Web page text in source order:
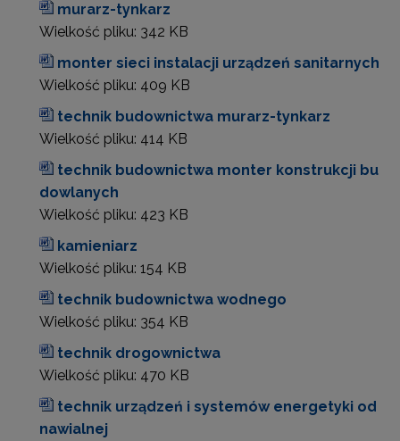
murarz-tynkarz
Wielkość pliku: 342 KB
monter sieci instalacji urządzeń sanitarnych
Wielkość pliku: 409 KB
technik budownictwa murarz-tynkarz
Wielkość pliku: 414 KB
technik budownictwa monter konstrukcji bu
dowlanych
Wielkość pliku: 423 KB
kamieniarz
Wielkość pliku: 154 KB
technik budownictwa wodnego
Wielkość pliku: 354 KB
technik drogownictwa
Wielkość pliku: 470 KB
technik urządzeń i systemów energetyki od
nawialnej